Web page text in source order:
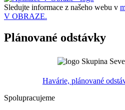
Sledujte informace z našeho webu v
V OBRAZE.
Plánované odstávky
Havárie, plánované
Spolupracujeme